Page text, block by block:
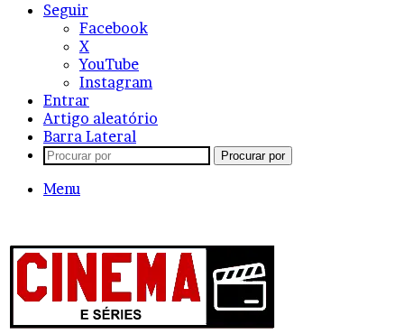
Seguir
Facebook
X
YouTube
Instagram
Entrar
Artigo aleatório
Barra Lateral
Procurar por
Menu